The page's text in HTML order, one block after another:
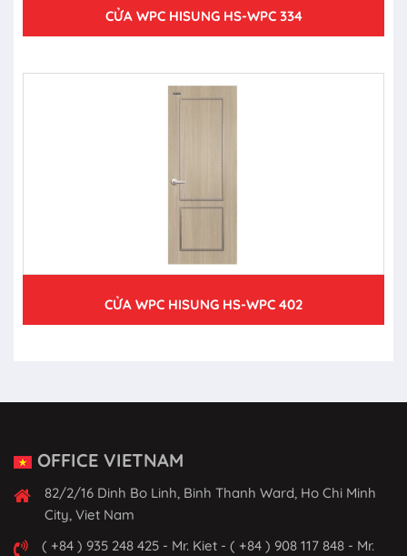
CỬA WPC HISUNG HS-WPC 334
CỬA WPC HISUNG HS-WPC 402
OFFICE VIETNAM
82/2/16 Dinh Bo Linh, Binh Thanh Ward, Ho Chi Minh
City, Viet Nam
( +84 ) 935 248 425 - Mr. Kiet - ( +84 ) 908 117 848 - Mr.